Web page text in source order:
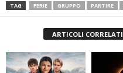
TAG FERIE GRUPPO PARTIRE
ARTICOLI CORRELATI